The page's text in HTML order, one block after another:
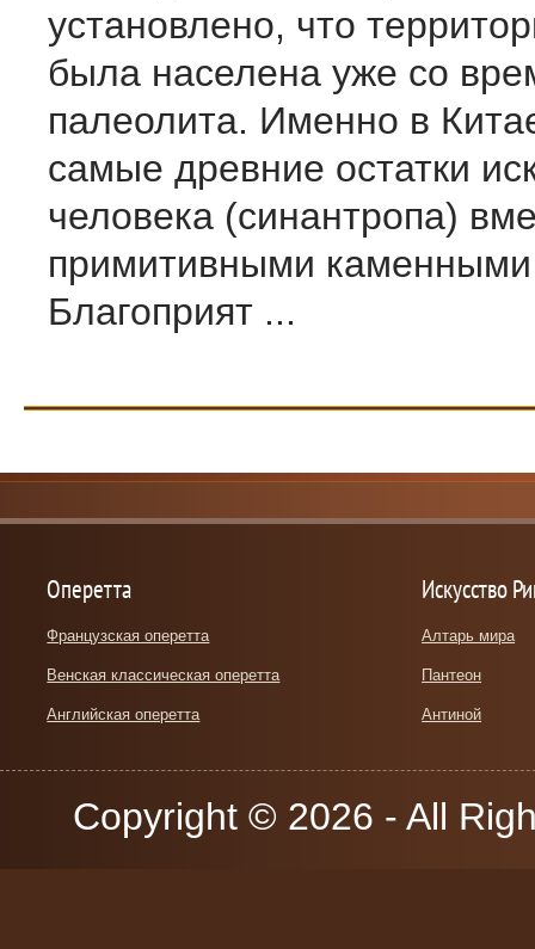
установлено, что
была населена уже со
палеолита. Именно в
самые древние остатки
человека (синантропа)
примитивными
Благоприят ...
Оперетта
Французская оперетта
Венская классическая оперетта
Английская оперетта
Искусство
Алтарь мира
Пантеон
Антиной
Copyright © 2026 - All